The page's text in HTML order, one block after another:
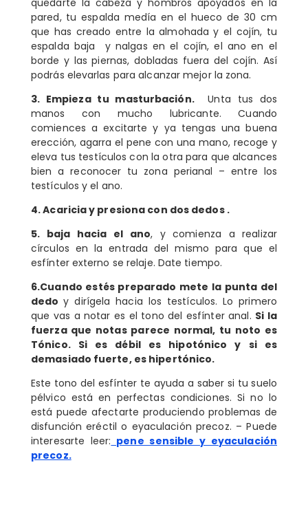
pared, tu espalda medía en el hueco de 30 cm
que has creado entre la almohada y el cojín, tu
espalda baja y nalgas en el cojín, el ano en el
borde y las piernas, dobladas fuera del cojín. Así
podrás elevarlas para alcanzar mejor la zona.
3. Empieza tu masturbación.Unta tus dos
manos con mucho lubricante. Cuando
comiences a excitarte y ya tengas una buena
erección, agarra el pene con una mano, recoge y
eleva tus testículos con la otra para que alcances
bien a reconocer tu zona perianal – entre los
testículos y el ano.
4. Acaricia y presiona con dos dedos .
5. baja hacia el ano, y comienza a realizar
círculos en la entrada del mismo para que el
esfínter externo se relaje. Date tiempo.
6.Cuando estés preparado mete la punta del
dedoy dirígela hacia los testículos. Lo primero
que vas a notar es el tono del esfínter anal. Si la
fuerza que notas parece normal, tu noto es
Tónico. Si es débil es hipotónico y si es
demasiado fuerte, es hipertónico.
Este tono del esfínter te ayuda a saber si tu suelo
pélvico está en perfectas condiciones. Si no lo
está puede afectarte produciendo problemas de
disfunción eréctil o eyaculación precoz. – Puede
interesarte leer: pene sensible y eyaculación
precoz.